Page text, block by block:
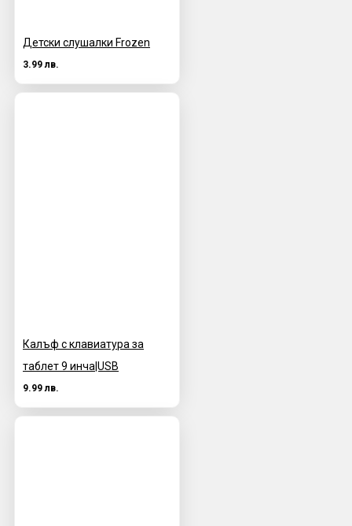
Детски слушалки Frozen
3.99 лв.
Калъф с клавиатура за
таблет 9 инча|USB
9.99 лв.